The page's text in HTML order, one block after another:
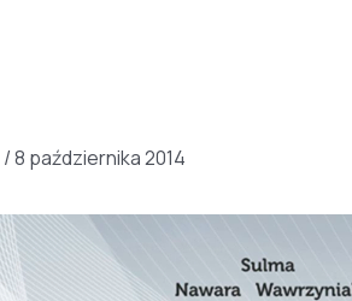
/8 października 2014